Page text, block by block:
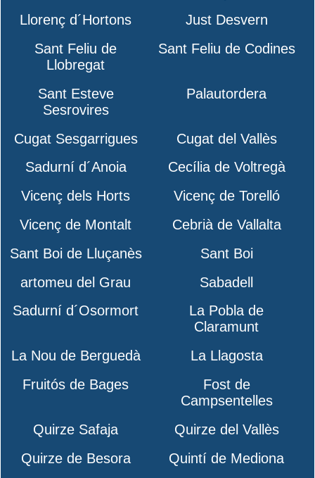
Llorenç d´Hortons
Just Desvern
Sant Feliu de
Llobregat
Sant Feliu de Codines
Sant Esteve
Sesrovires
Palautordera
Cugat Sesgarrigues
Cugat del Vallès
Sadurní d´Anoia
Cecília de Voltregà
Vicenç dels Horts
Vicenç de Torelló
Vicenç de Montalt
Cebrià de Vallalta
Sant Boi de Lluçanès
Sant Boi
artomeu del Grau
Sabadell
Sadurní d´Osormort
La Pobla de
Claramunt
La Nou de Berguedà
La Llagosta
Fruitós de Bages
Fost de
Campsentelles
Quirze Safaja
Quirze del Vallès
Quirze de Besora
Quintí de Mediona